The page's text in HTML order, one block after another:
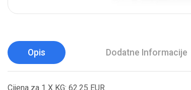
Opis Dodatne Informacije
Cijena za 1 X KG: 62.25 EUR